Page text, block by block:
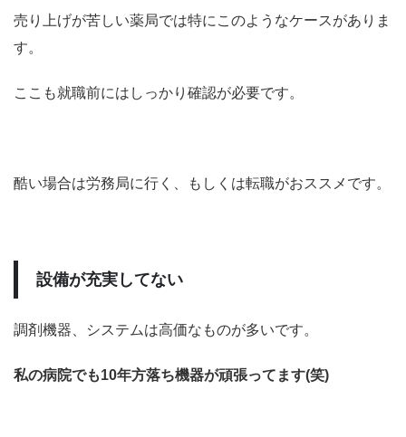
売り上げが苦しい薬局では特にこのようなケースがありま
す。
ここも就職前にはしっかり確認が必要です。
酷い場合は労務局に行く、もしくは転職がおススメです。
設備が充実してない
調剤機器、システムは高価なものが多いです。
私の病院でも10年方落ち機器が頑張ってます(笑)